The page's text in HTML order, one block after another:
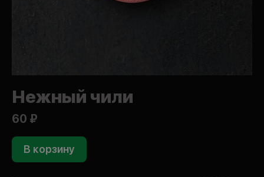
Нежный чили
60 ₽
В корзину